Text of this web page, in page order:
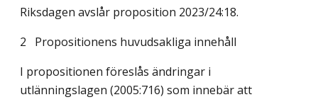
Riksdagen avslår proposition 2023/24:18.
2 Propositionens huvudsakliga innehåll
I propositionen föreslås ändringar i
utlänningslagen (2005:716) som innebär att